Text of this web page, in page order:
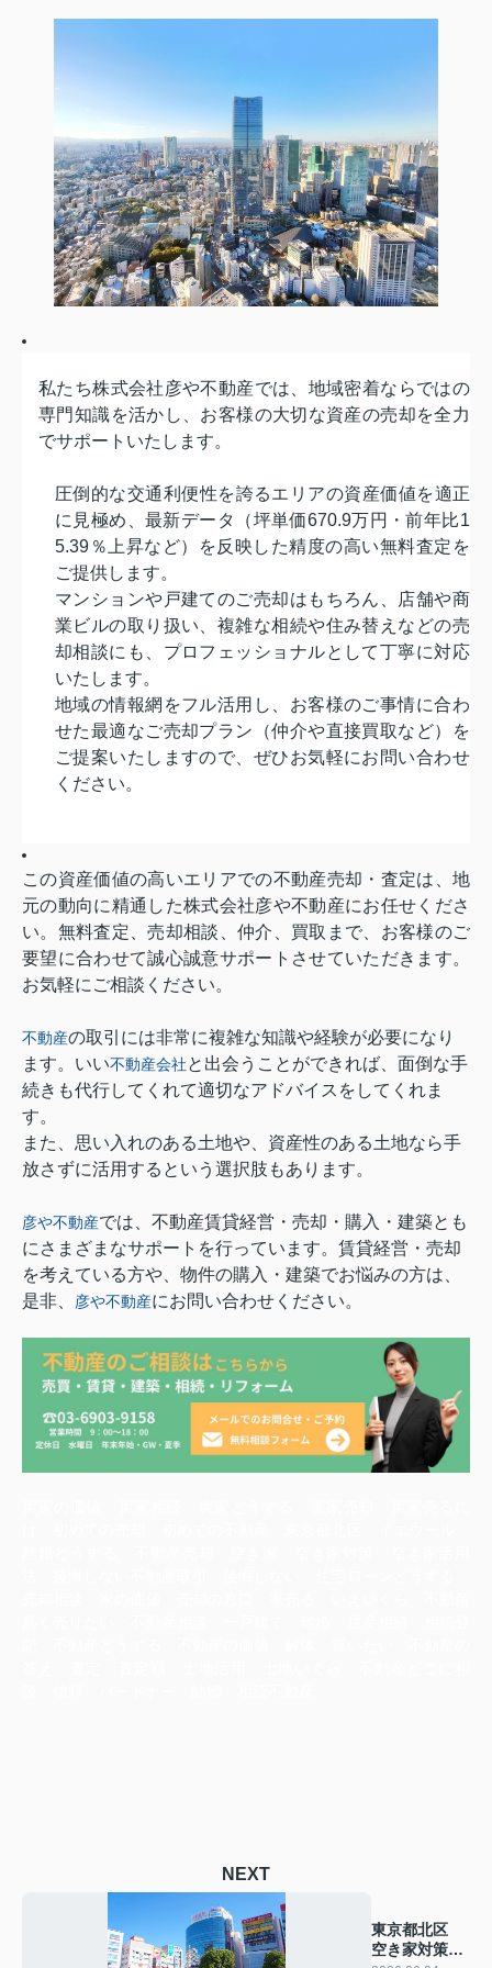
私たち株式会社彦や不動産では、 地域密着ならではの
専門知識を活かし、 お客様の大切な資産の売却を全力
でサポートいたします。
圧倒的な交通利便性を誇るエリアの資産価値を適正
に見極め、最新データ（坪単価670.9万円・前年比1
5.39％ 上昇など）を反映した精度の高い無料査定を
ご提供します。
マンションや戸建てのご売却はもちろん、
店舗や商
業ビルの取り扱い、 複雑な相続や住み替えなどの売
却相談にも、 プロフェッショナルとして丁寧に対応
いたします。
地域の情報網をフル活用し、 お客様のご事情に合わ
せた最適なご売却プラン（仲介や直接買取など）を
ご提案いたしますので、 ぜひお気軽にお問い合わせ
ください。
この資産価値の高いエリアでの不動産売却・査定は、地
元の動向に精通した株式会社彦や不動産にお任せくださ
い。無料査定、売却相談、仲介、買取まで、お客様のご
要望に合わせて誠心誠意サポートさせていただきます。
お気軽にご相談ください。
不動産の取引には非常に複雑な知識や経験が必要になり
ます。いい不動産会社と出会うことができれば、面倒な手
続きも代行してくれて適切なアドバイスをしてくれま
す。
また、思い入れのある土地や、資産性のある土地なら手
放さずに活用するという選択肢もあります。
彦や不動産では、不動産賃貸経営・売却・購入・建築とも
にさまざまなサポートを行っています。賃貸経営・売却
を考えている方や、物件の購入・建築でお悩みの方は、
是非、 彦や不動産にお問い合わせください。
NEXT
東京都北区
空き家対策本